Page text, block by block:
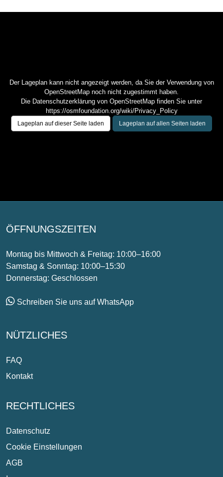
Der Lageplan kann nicht angezeigt werden, da Sie der Verwendung von
OpenStreetMap noch nicht zugestimmt haben.
Die Datenschutzerklärung von OpenStreetMap finden Sie unter
https://osmfoundation.org/wiki/Privacy_Policy
Lageplan auf dieser Seite laden Lageplan auf allen Seiten laden
ÖFFNUNGSZEITEN
Montag bis Mittwoch & Freitag: 10:00–16:00
Samstag & Sonntag: 10:00–15:30
Donnerstag: Geschlossen
Schreiben Sie uns auf WhatsApp
NÜTZLICHES
FAQ
Kontakt
RECHTLICHES
Datenschutz
Cookie Einstellungen
AGB